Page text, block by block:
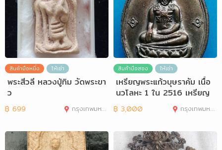
สินค้ามือหนึ่ง ให้เช่า
พระสีวลี หลวงปู่ทิม วัดพระขา
ว
฿ 699 กรุงเทพมหานคร
สินค้ามือสอง ให้เช่า
เหรียญพระแก้วบุษราคัม เนื้อ
นวโลหะ 1 ใน 2516 เหรียญ
฿ 3,000 กรุงเทพมหานคร